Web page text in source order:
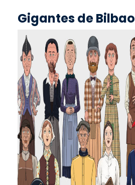
Gigantes de Bilbao